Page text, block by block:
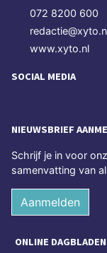
072 8200 600
www.xyto.nl
SOCIAL MEDIA
NIEUWSBRIEF
Schrijf je in voor
samenvatting van
Aanmelden
ONLINE DAGBLADEN